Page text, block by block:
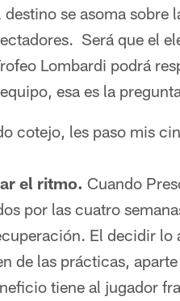
se asoma
Será que el
Lombardi podrá
esa es la
cotejo, les paso mis
el ritmo. Cuando
por las cuatro
El decidir
de las prácticas,
tiene al jugador